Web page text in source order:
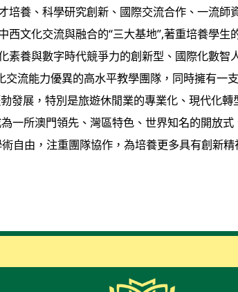
養、科學研究創新、國際交流合作、一流
文化交流與融合的“三大基地”,著重培養學
養與數字時代競爭力的創新型、國際化數智
能力優異的高水平教學團隊，同時擁有一
發展，特別是旅遊休閒業的專業化、現代化轉
所澳門領先、灣區特色、世界知名的開放
自由，注重團隊協作，為培養更多具有創新